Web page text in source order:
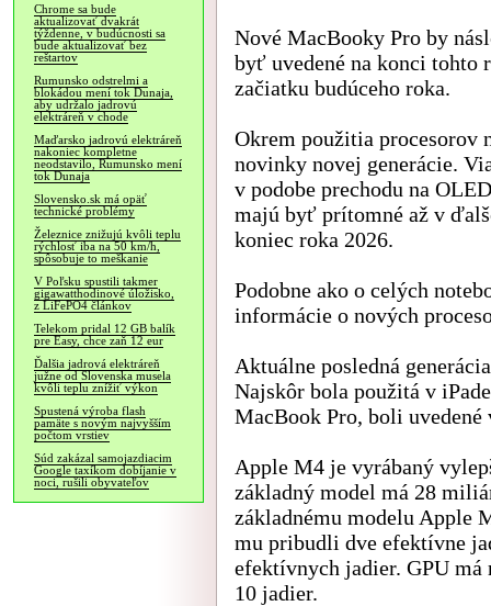
Chrome sa bude
aktualizovať dvakrát
týždenne, v budúcnosti sa
bude aktualizovať bez
reštartov
Rumunsko odstrelmi a
blokádou mení tok Dunaja,
aby udržalo jadrovú
elektráreň v chode
Maďarsko jadrovú elektráreň
nakoniec kompletne
neodstavilo, Rumunsko mení
tok Dunaja
Slovensko.sk má opäť
technické problémy
Železnice znižujú kvôli teplu
rýchlosť iba na 50 km/h,
spôsobuje to meškanie
V Poľsku spustili takmer
gigawatthodinové úložisko,
z LiFePO4 článkov
Telekom pridal 12 GB balík
pre Easy, chce zaň 12 eur
Ďalšia jadrová elektráreň
južne od Slovenska musela
kvôli teplu znížiť výkon
Spustená výroba flash
pamäte s novým najvyšším
počtom vrstiev
Súd zakázal samojazdiacim
Google taxíkom dobíjanie v
noci, rušili obyvateľov
Nové MacBooky Pro by
byť uvedené na konci tohto
začiatku budúceho roka.
Okrem použitia procesorov
novinky novej generácie.
v podobe prechodu na
majú byť prítomné až v
koniec roka 2026.
Podobne ako o celých
informácie o nových
Aktuálne posledná
Najskôr bola použitá v
MacBook Pro, boli
Apple M4 je vyrábaný
základný model má 28
základnému modelu Apple
mu pribudli dve efektívne
efektívnych jadier. GPU má
10 jadier.